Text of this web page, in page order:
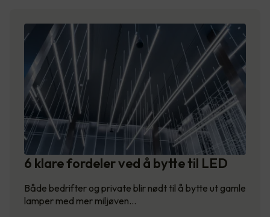
6 klare fordeler ved å bytte til LED
Både bedrifter og private blir nødt til å bytte ut gamle
lamper med mer miljøven…